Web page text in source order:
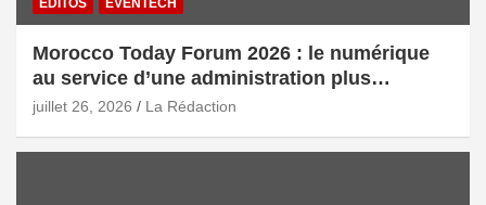
ÉDITOS EVENTECH
Morocco Today Forum 2026 : le numérique
au service d’une administration plus
intelligente
juillet 26, 2026 La Rédaction